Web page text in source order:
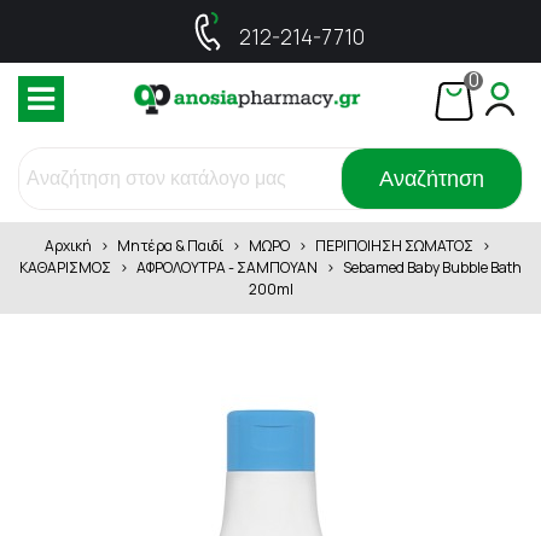
212-214-7710
0
Αναζήτηση
Αρχική > Μητέρα & Παιδί > ΜΩΡΟ > ΠΕΡΙΠΟΙΗΣΗ ΣΩΜΑΤΟΣ >
ΚΑΘΑΡΙΣΜΟΣ > ΑΦΡΟΛΟΥΤΡΑ - ΣΑΜΠΟΥΑΝ > Sebamed Baby Bubble Bath
200ml